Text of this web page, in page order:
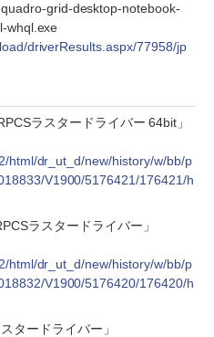
grid-desktop-notebook-
whql.exe
driverResults.aspx/77958/jp
ラスタードライバー 64bit」
html/dr_ut_d/new/history/w/bb/p
V1900/5176421/176421/h
ラスタードライバー」
html/dr_ut_d/new/history/w/bb/p
V1900/5176420/176420/h
タードライバー」